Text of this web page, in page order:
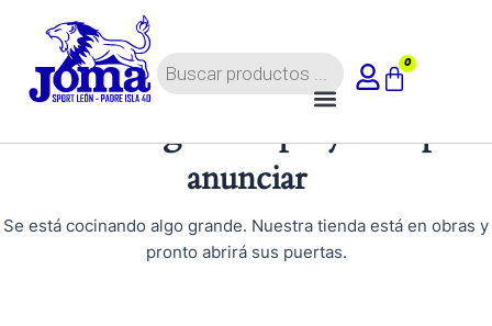
contenido
Búsqueda
de
Menú
0
Tenemos grandes proyectos por
anunciar
Se está cocinando algo grande. Nuestra tienda está en obras y
pronto abrirá sus puertas.